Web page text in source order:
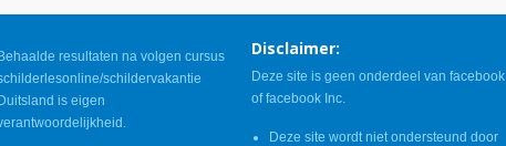
Behaalde resultaten na volgen cursus
schildervakantie
Duitsland is eigen
Disclaimer:
Deze site is geen onderdeel van facebook
of facebook Inc.
Deze site wordt niet ondersteund door